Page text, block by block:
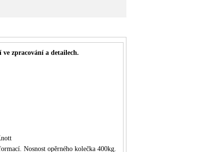
zpracování a detailech.
Nosnost opěrného kolečka 400kg.